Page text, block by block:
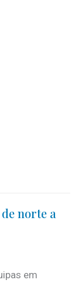
norte a
em